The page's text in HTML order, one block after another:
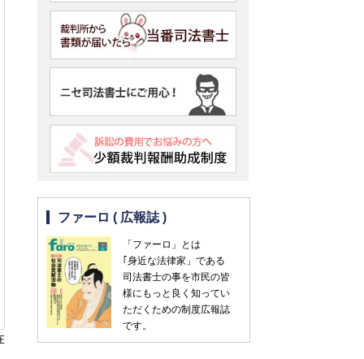
ファーロ ( 広報誌 )
「ファーロ」とは
｢身近な法律家」である
司法書士の事を市民の皆
様にもっと良く知ってい
ただくための制度広報誌
です。